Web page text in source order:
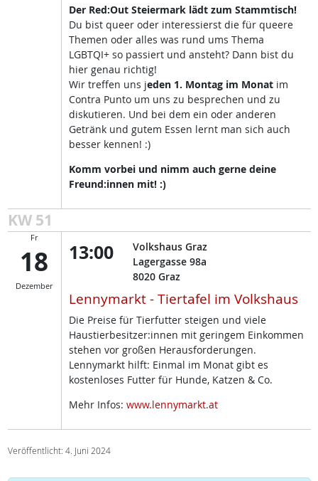
Der Red:Out Steiermark lädt zum Stammtisch!
Du bist queer oder interessierst die für queere
Themen oder alles was rund ums Thema
LGBTQI+ so passiert und ansteht? Dann bist du
hier genau richtig!
Wir treffen uns jeden 1. Montag im Monat im
Contra Punto um uns zu besprechen und zu
diskutieren. Und bei dem ein oder anderen
Getränk und gutem Essen lernt man sich auch
besser kennen! :)
Komm vorbei und nimm auch gerne deine
Freund:innen mit! :)
KW 51
Fr
18
Dezember
13:00
Volkshaus Graz
Lagergasse 98a
8020 Graz
Lennymarkt - Tiertafel im Volkshaus
Die Preise für Tierfutter steigen und viele
Haustierbesitzer:innen mit geringem Einkommen
stehen vor großen Herausforderungen.
Lennymarkt hilft: Einmal im Monat gibt es
kostenloses Futter für Hunde, Katzen & Co.
Mehr Infos: www.lennymarkt.at
Veröffentlicht: 4. Juni 2024